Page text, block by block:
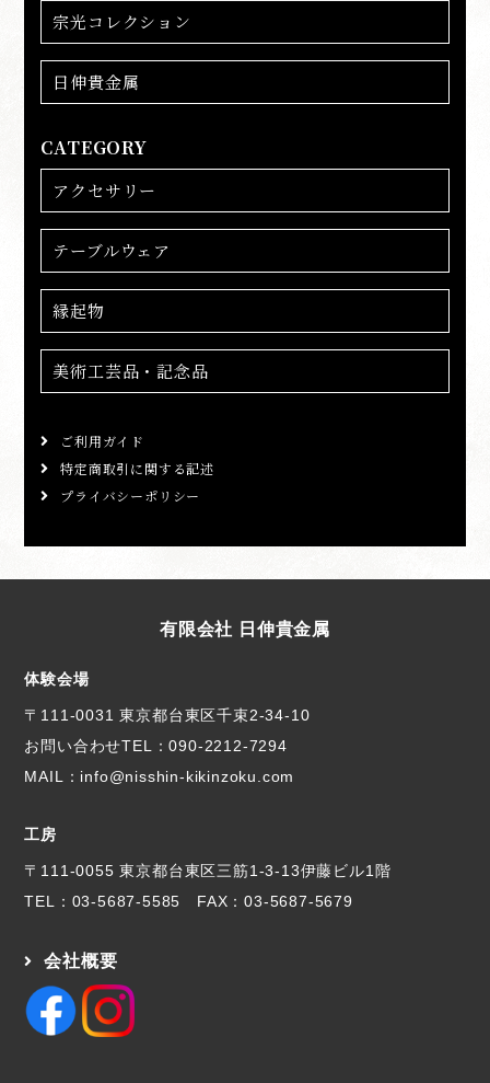
宗光コレクション
日伸貴金属
CATEGORY
アクセサリー
テーブルウェア
縁起物
美術工芸品・記念品
ご利用ガイド
特定商取引に関する記述
プライバシーポリシー
有限会社 日伸貴金属
体験会場
〒111-0031 東京都台東区千束2-34-10
お問い合わせTEL：090-2212-7294
MAIL：info@nisshin-kikinzoku.com
工房
〒111-0055 東京都台東区三筋1-3-13伊藤ビル1階
TEL： 03-5687-5585 FAX：03-5687-5679
会社概要